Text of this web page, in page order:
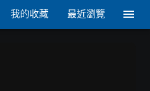
我的收藏 最近瀏覽